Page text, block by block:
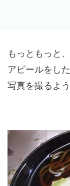
もっともっと
アピールをし
写真を撮るよ